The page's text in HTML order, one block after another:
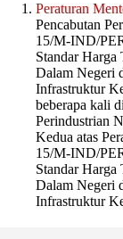
Peraturan
Pencabutan
15/M-IND/
Standar
Dalam Negeri
Infrastruktur
beberapa kali
Perindustrian
Kedua atas
15/M-IND/
Standar
Dalam Negeri
Infrastruktur